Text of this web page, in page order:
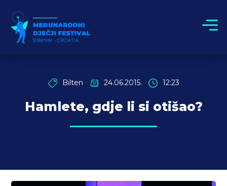
Bilten 24.06.2015. 12:23
Hamlete, gdje li si otišao?